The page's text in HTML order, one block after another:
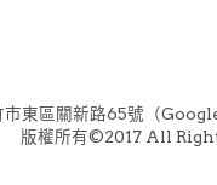
市東區關新路65號（
版權所有©2017 All